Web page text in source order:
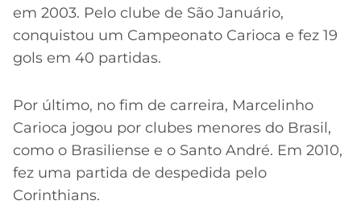
em 2003. Pelo clube de São Januário,
conquistou um Campeonato Carioca e fez 19
gols em 40 partidas.
Por último, no fim de carreira, Marcelinho
Carioca jogou por clubes menores do Brasil,
como o Brasiliense e o Santo André. Em 2010,
fez uma partida de despedida pelo
Corinthians.